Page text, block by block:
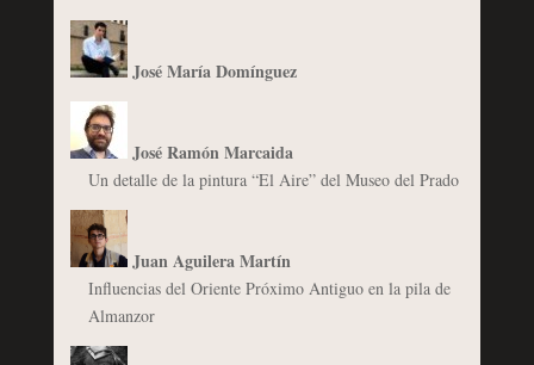
José María Domínguez
José Ramón Marcaida
Un detalle de la pintura “El Aire” del Museo del Prado
Juan Aguilera Martín
Influencias del Oriente Próximo Antiguo en la pila de
Almanzor